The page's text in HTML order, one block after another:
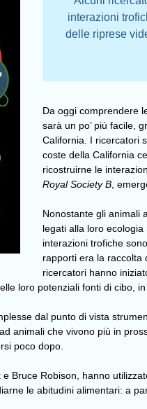
interazioni
delle riprese
Da oggi comprendere
sarà un po’ più facile,
California. I ricercatori
coste della California
ricostruirne le
Royal Society B,
Nonostante gli animali
legati alla loro
interazioni trofiche
rapporti era la raccolta
ricercatori hanno
loro potenziali fonti di cibo,
dal punto di vista
animali che vivono più in
poco dopo.
Bruce Robison, hanno
le abitudini alimentari: a